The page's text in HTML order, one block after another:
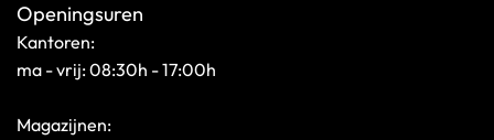
Openingsuren
Kantoren:
ma - vrij: 08:30h - 17:00h
Magazijnen: